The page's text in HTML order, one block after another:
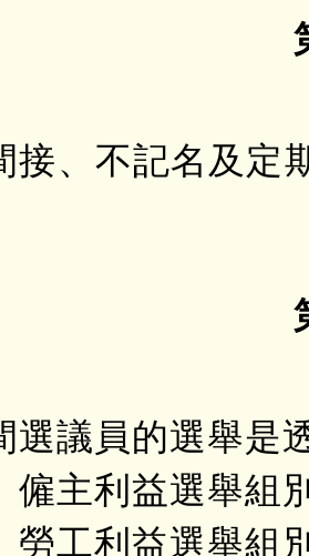
接、不記名及定
選議員的選舉是
僱主利益選舉組
勞工利益選舉組